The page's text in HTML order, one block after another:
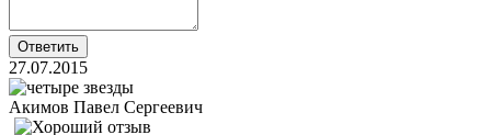
27.07.2015
Акимов Павел Сергеевич